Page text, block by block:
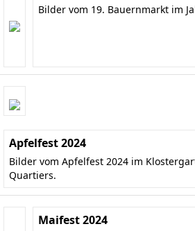
Bilder vom 19. Bauernmarkt im
Apfelfest 2024
Bilder vom Apfelfest 2024 im
Quartiers.
Maifest 2024